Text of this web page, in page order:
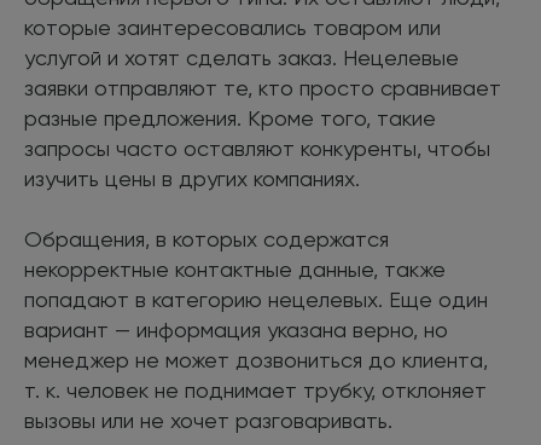
которые заинтересовались товаром или
услугой и хотят сделать заказ. Нецелевые
заявки отправляют те, кто просто сравнивает
разные предложения. Кроме того, такие
запросы часто оставляют конкуренты, чтобы
изучить цены в других компаниях.
Обращения, в которых содержатся
некорректные контактные данные, также
попадают в категорию нецелевых. Еще один
вариант — информация указана верно, но
менеджер не может дозвониться до клиента,
т. к. человек не поднимает трубку, отклоняет
вызовы или не хочет разговаривать.